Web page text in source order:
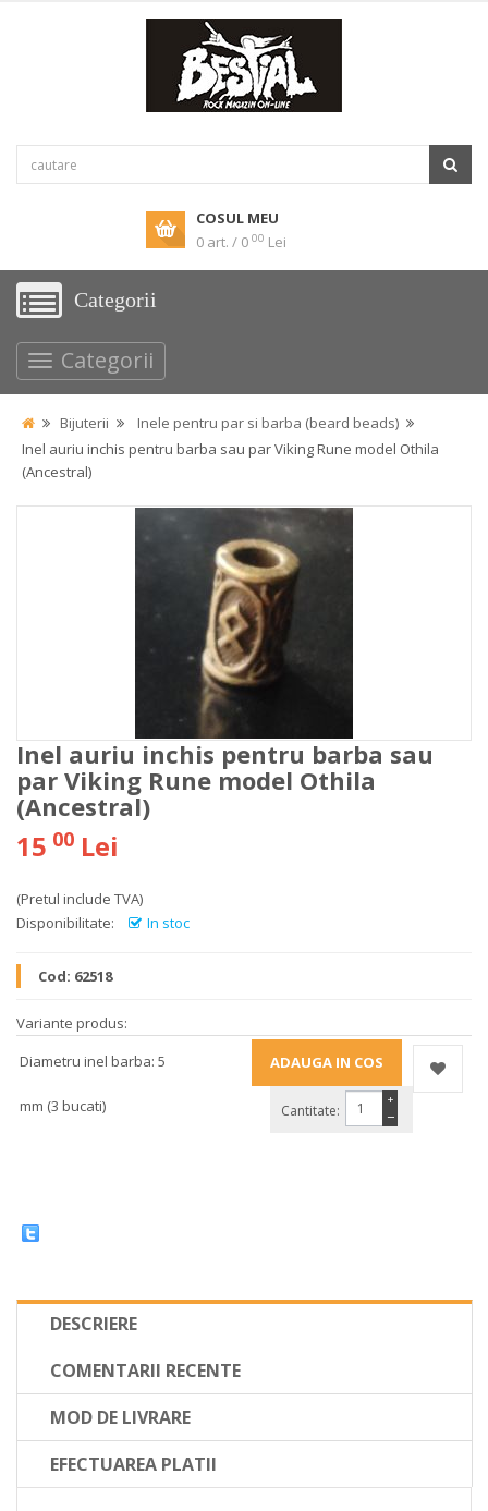
COSUL MEU
0 art. / 0 00 Lei
Categorii
Categorii
Bijuterii
Inele pentru par si barba (beard beads)
Inel auriu inchis pentru barba sau par Viking Rune model Othila
(Ancestral)
Inel auriu inchis pentru barba sau
par Viking Rune model Othila
(Ancestral)
15 00 Lei
(Pretul include TVA)
Disponibilitate:
In stoc
Cod: 62518
Variante produs:
Diametru inel barba: 5
mm (3 bucati) Cantitate: −
+
DESCRIERE
COMENTARII RECENTE
MOD DE LIVRARE
EFECTUAREA PLATII